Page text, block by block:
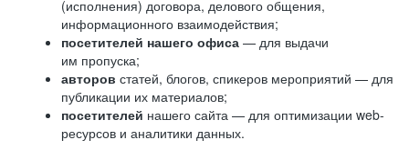
(исполнения) договора, делового общения,
информационного взаимодействия;
посетителей нашего офиса — для выдачи
им пропуска;
авторов статей, блогов, спикеров мероприятий — для
публикации их материалов;
посетителей нашего сайта — для оптимизации web-
ресурсов и аналитики данных.